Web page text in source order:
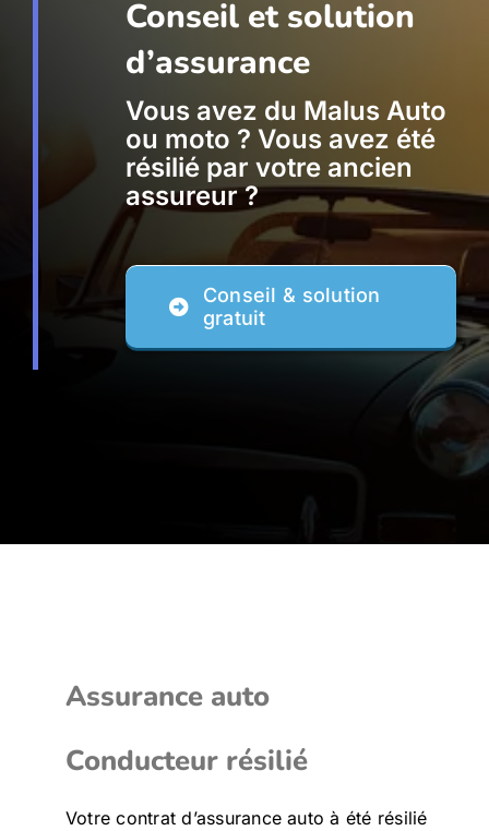
Conseil et solution
d’assurance
Vous avez du Malus Auto
ou moto ? Vous avez été
résilié par votre ancien
assureur ?
Conseil & solution
gratuit
Assurance auto
Conducteur résilié
Votre contrat d’assurance auto à été résilié